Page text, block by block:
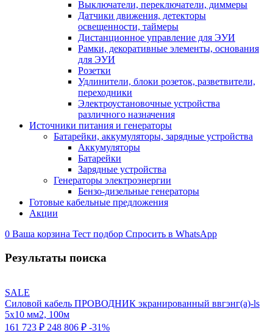
Выключатели, переключатели, диммеры
Датчики движения, детекторы
освещенности, таймеры
Дистанционное управление для ЭУИ
Рамки, декоративные элементы, основания
для ЭУИ
Розетки
Удлинители, блоки розеток, разветвители,
переходники
Электроустановочные устройства
различного назначения
Источники питания и генераторы
Батарейки, аккумуляторы, зарядные устройства
Аккумуляторы
Батарейки
Зарядные устройства
Генераторы электроэнергии
Бензо-дизельные генераторы
Готовые кабельные предложения
Акции
0 Ваша корзина Тест подбор Спросить в WhatsApp
Результаты поиска
SALE
Силовой кабель ПРОВОДНИК экранированный ввгэнг(a)-ls
5x10 мм2, 100м
161 723 ₽ 248 806 ₽ -31%